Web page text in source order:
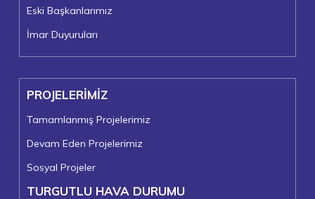
Eski Başkanlarımız
İmar Duyuruları
PROJELERİMİZ
Tamamlanmış Projelerimiz
Devam Eden Projelerimiz
Sosyal Projeler
TURGUTLU HAVA DURUMU